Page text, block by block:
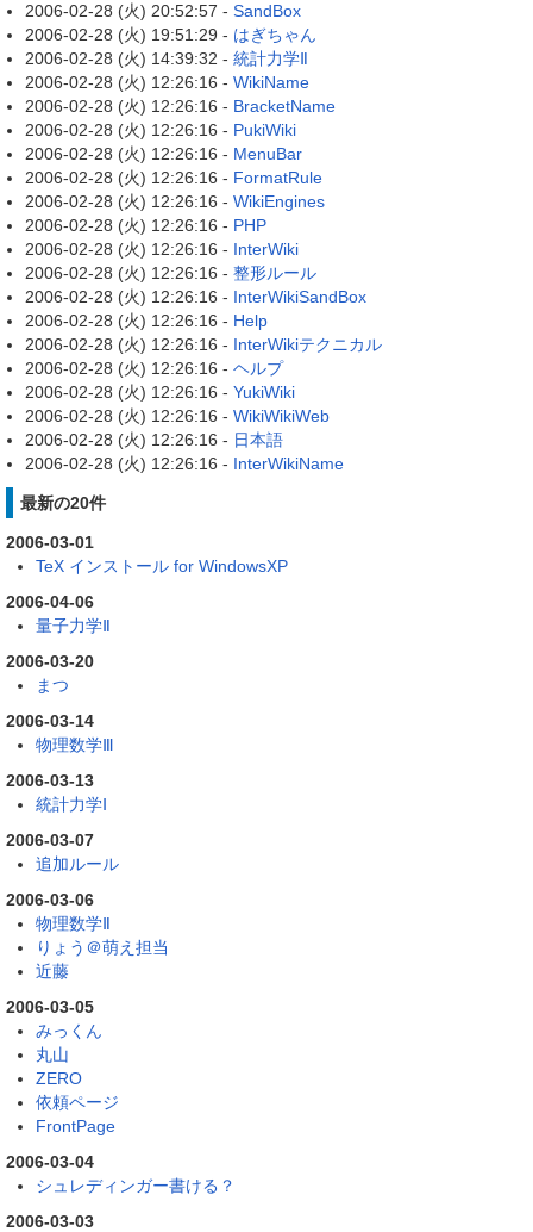
2006-02-28 (火) 20:52:57 - SandBox
2006-02-28 (火) 19:51:29 - はぎちゃん
2006-02-28 (火) 14:39:32 - 統計力学Ⅱ
2006-02-28 (火) 12:26:16 - WikiName
2006-02-28 (火) 12:26:16 - BracketName
2006-02-28 (火) 12:26:16 - PukiWiki
2006-02-28 (火) 12:26:16 - MenuBar
2006-02-28 (火) 12:26:16 - FormatRule
2006-02-28 (火) 12:26:16 - WikiEngines
2006-02-28 (火) 12:26:16 - PHP
2006-02-28 (火) 12:26:16 - InterWiki
2006-02-28 (火) 12:26:16 - 整形ルール
2006-02-28 (火) 12:26:16 - InterWikiSandBox
2006-02-28 (火) 12:26:16 - Help
2006-02-28 (火) 12:26:16 - InterWikiテクニカル
2006-02-28 (火) 12:26:16 - ヘルプ
2006-02-28 (火) 12:26:16 - YukiWiki
2006-02-28 (火) 12:26:16 - WikiWikiWeb
2006-02-28 (火) 12:26:16 - 日本語
2006-02-28 (火) 12:26:16 - InterWikiName
最新の20件
2006-03-01
TeX インストール for WindowsXP
2006-04-06
量子力学Ⅱ
2006-03-20
まつ
2006-03-14
物理数学Ⅲ
2006-03-13
統計力学Ⅰ
2006-03-07
追加ルール
2006-03-06
物理数学Ⅱ
りょう＠萌え担当
近藤
2006-03-05
みっくん
丸山
ZERO
依頼ページ
FrontPage
2006-03-04
シュレディンガー書ける？
2006-03-03